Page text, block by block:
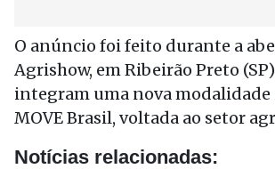
O anúncio foi feito durante a
Agrishow, em Ribeirão Preto
integram uma nova modalidade
MOVE Brasil, voltada ao setor
Notícias relacionadas: